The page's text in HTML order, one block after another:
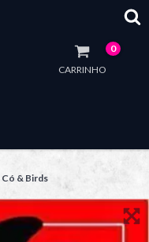
CARRINHO
0
Có & Birds